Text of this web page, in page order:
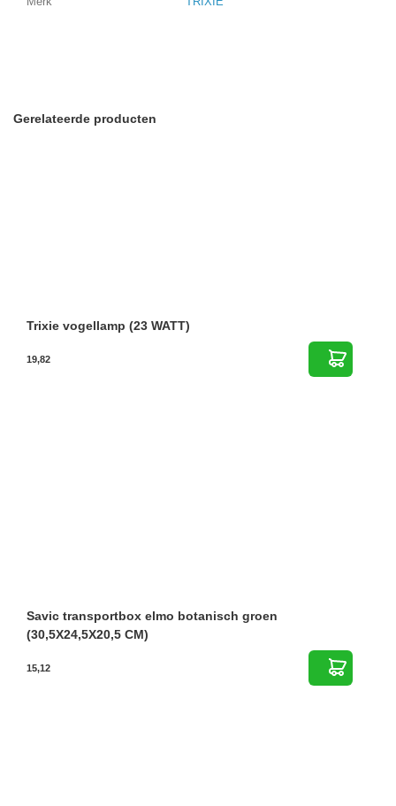
Gerelateerde producten
Trixie vogellamp (23 WATT)
19,82
Savic transportbox elmo botanisch groen
(30,5X24,5X20,5 CM)
15,12